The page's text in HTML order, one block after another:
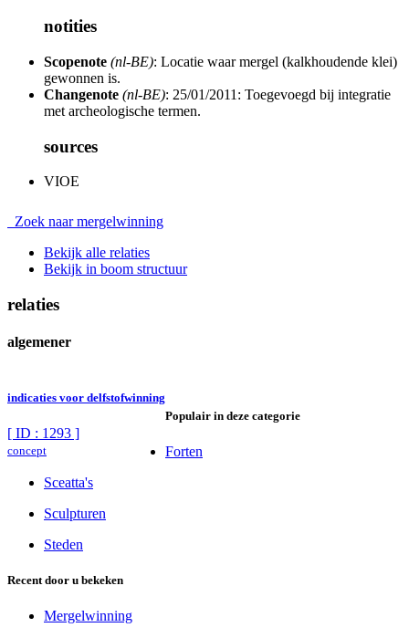
notities
Scopenote (nl-BE): Locatie waar mergel (kalkhoudende klei)
gewonnen is.
Changenote (nl-BE): 25/01/2011: Toegevoegd bij integratie
met archeologische termen.
sources
VIOE
Zoek naar mergelwinning
Bekijk alle relaties
Bekijk in boom structuur
relaties
algemener
indicaties voor delfstofwinning
[ ID : 1293 ]
concept
Populair in deze categorie
Forten
Sceatta's
Sculpturen
Steden
Recent door u bekeken
Mergelwinning